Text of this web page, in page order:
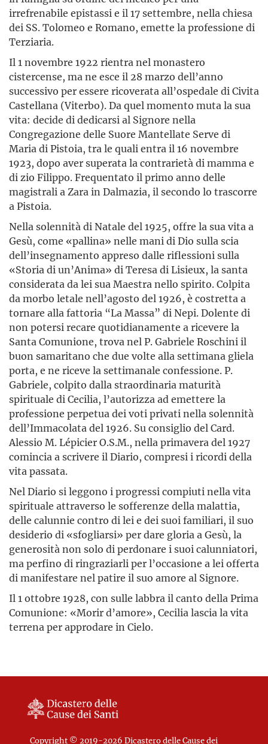
irrefrenabile epistassi e il 17 settembre, nella chiesa
dei SS. Tolomeo e Romano, emette la professione di
Terziaria.
Il 1 novembre 1922 rientra nel monastero
cistercense, ma ne esce il 28 marzo dell’anno
successivo per essere ricoverata all’ospedale di Civita
Castellana (Viterbo). Da quel momento muta la sua
vita: decide di dedicarsi al Signore nella
Congregazione delle Suore Mantellate Serve di
Maria di Pistoia, tra le quali entra il 16 novembre
1923, dopo aver superata la contrarietà di mamma e
di zio Filippo. Frequentato il primo anno delle
magistrali a Zara in Dalmazia, il secondo lo trascorre
a Pistoia.
Nella solennità di Natale del 1925, offre la sua vita a
Gesù, come «pallina» nelle mani di Dio sulla scia
dell’insegnamento appreso dalle riflessioni sulla
«Storia di un’Anima» di Teresa di Lisieux, la santa
considerata da lei sua Maestra nello spirito. Colpita
da morbo letale nell’agosto del 1926, è costretta a
tornare alla fattoria “La Massa” di Nepi. Dolente di
non potersi recare quotidianamente a ricevere la
Santa Comunione, trova nel P. Gabriele Roschini il
buon samaritano che due volte alla settimana gliela
porta, e ne riceve la settimanale confessione. P.
Gabriele, colpito dalla straordinaria maturità
spirituale di Cecilia, l’autorizza ad emettere la
professione perpetua dei voti privati nella solennità
dell’Immacolata del 1926. Su consiglio del Card.
Alessio M. Lépicier O.S.M., nella primavera del 1927
comincia a scrivere il Diario, compresi i ricordi della
vita passata.
Nel Diario si leggono i progressi compiuti nella vita
spirituale attraverso le sofferenze della malattia,
delle calunnie contro di lei e dei suoi familiari, il suo
desiderio di «sfogliarsi» per dare gloria a Gesù, la
generosità non solo di perdonare i suoi calunniatori,
ma perfino di ringraziarli per l’occasione a lei offerta
di manifestare nel patire il suo amore al Signore.
Il 1 ottobre 1928, con sulle labbra il canto della Prima
Comunione: «Morir d’amore», Cecilia lascia la vita
terrena per approdare in Cielo.
Copyright © 2019-2026 Dicastero delle Cause dei